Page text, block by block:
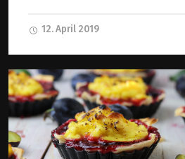
12. April 2019